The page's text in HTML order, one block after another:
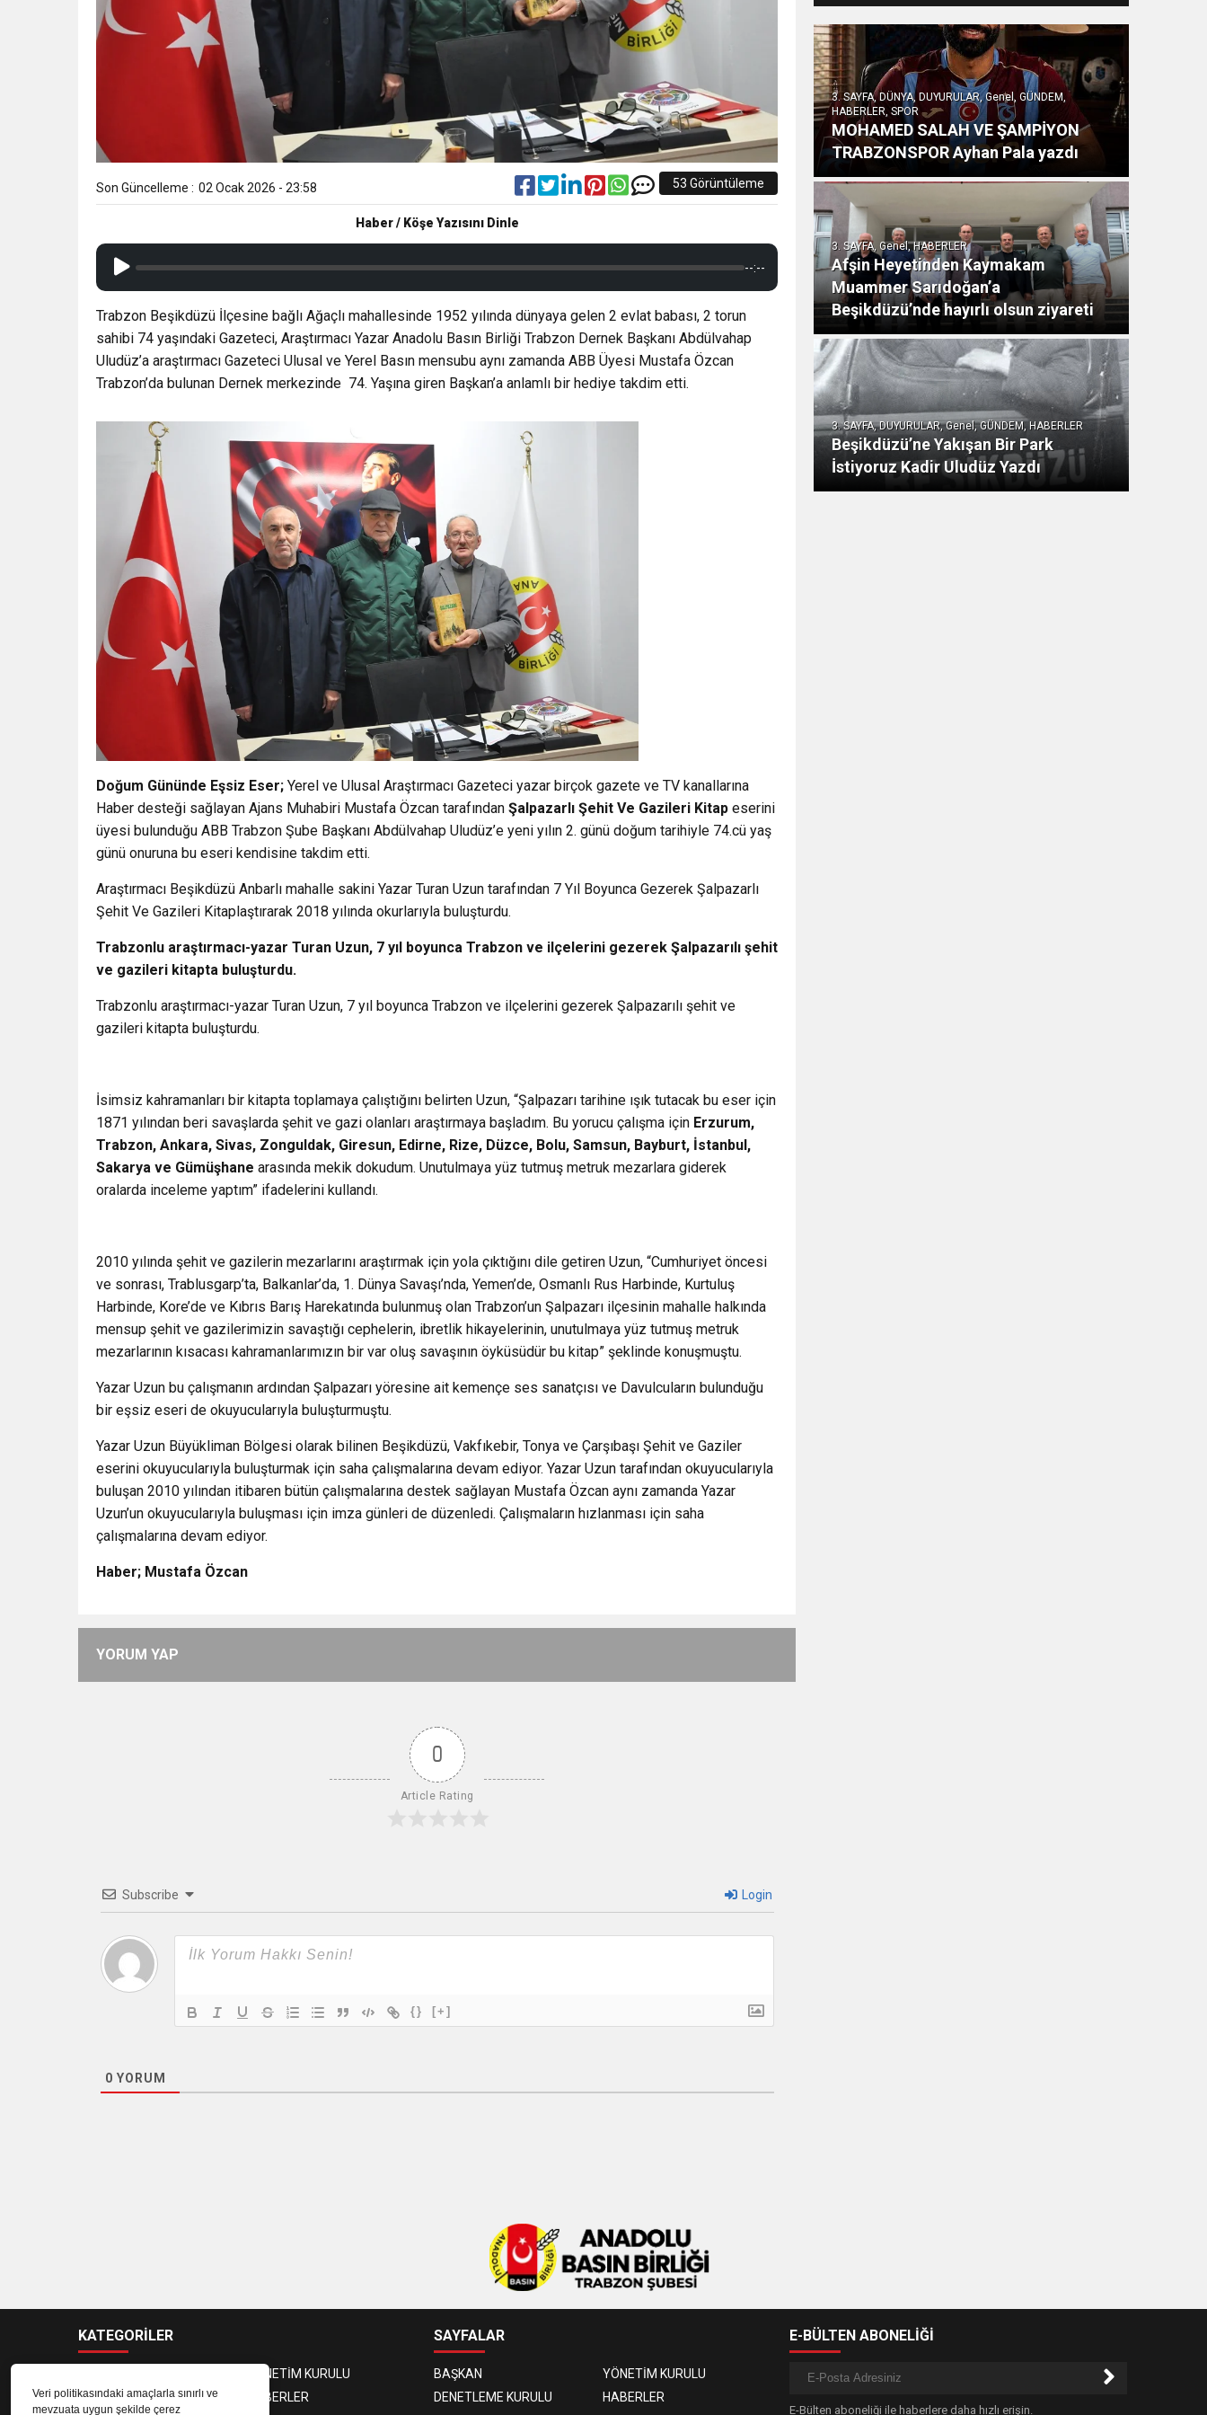
Veri politikasındaki amaçlarla sınırlı ve
mevzuata uygun şekilde çerez
Son Güncelleme : 02 Ocak 2026 - 23:58 53 Görüntüleme
Haber / Köşe Yazısını Dinle
--:--
Trabzon Beşikdüzü İlçesine bağlı Ağaçlı mahallesinde 1952 yılında dünyaya gelen 2 evlat babası, 2 torun
sahibi 74 yaşındaki Gazeteci, Araştırmacı Yazar Anadolu Basın Birliği Trabzon Dernek Başkanı Abdülvahap
Uludüz’a araştırmacı Gazeteci Ulusal ve Yerel Basın mensubu aynı zamanda ABB Üyesi Mustafa Özcan
Trabzon’da bulunan Dernek merkezinde 74. Yaşına giren Başkan’a anlamlı bir hediye takdim etti.
Doğum Gününde Eşsiz Eser; Yerel ve Ulusal Araştırmacı Gazeteci yazar birçok gazete ve TV kanallarına
Haber desteği sağlayan Ajans Muhabiri Mustafa Özcan tarafından Şalpazarlı Şehit Ve Gazileri Kitap eserini
üyesi bulunduğu ABB Trabzon Şube Başkanı Abdülvahap Uludüz’e yeni yılın 2. günü doğum tarihiyle 74.cü yaş
günü onuruna bu eseri kendisine takdim etti.
Araştırmacı Beşikdüzü Anbarlı mahalle sakini Yazar Turan Uzun tarafından 7 Yıl Boyunca Gezerek Şalpazarlı
Şehit Ve Gazileri Kitaplaştırarak 2018 yılında okurlarıyla buluşturdu.
Trabzonlu araştırmacı-yazar Turan Uzun, 7 yıl boyunca Trabzon ve ilçelerini gezerek Şalpazarılı şehit
ve gazileri kitapta buluşturdu.
Trabzonlu araştırmacı-yazar Turan Uzun, 7 yıl boyunca Trabzon ve ilçelerini gezerek Şalpazarılı şehit ve
gazileri kitapta buluşturdu.
İsimsiz kahramanları bir kitapta toplamaya çalıştığını belirten Uzun, “Şalpazarı tarihine ışık tutacak bu eser için
1871 yılından beri savaşlarda şehit ve gazi olanları araştırmaya başladım. Bu yorucu çalışma için Erzurum,
Trabzon, Ankara, Sivas, Zonguldak, Giresun, Edirne, Rize, Düzce, Bolu, Samsun, Bayburt, İstanbul,
Sakarya ve Gümüşhane arasında mekik dokudum. Unutulmaya yüz tutmuş metruk mezarlara giderek
oralarda inceleme yaptım” ifadelerini kullandı.
2010 yılında şehit ve gazilerin mezarlarını araştırmak için yola çıktığını dile getiren Uzun, “Cumhuriyet öncesi
ve sonrası, Trablusgarp’ta, Balkanlar’da, 1. Dünya Savaşı’nda, Yemen’de, Osmanlı Rus Harbinde, Kurtuluş
Harbinde, Kore’de ve Kıbrıs Barış Harekatında bulunmuş olan Trabzon’un Şalpazarı ilçesinin mahalle halkında
mensup şehit ve gazilerimizin savaştığı cephelerin, ibretlik hikayelerinin, unutulmaya yüz tutmuş metruk
mezarlarının kısacası kahramanlarımızın bir var oluş savaşının öyküsüdür bu kitap” şeklinde konuşmuştu.
Yazar Uzun bu çalışmanın ardından Şalpazarı yöresine ait kemençe ses sanatçısı ve Davulcuların bulunduğu
bir eşsiz eseri de okuyucularıyla buluşturmuştu.
Yazar Uzun Büyükliman Bölgesi olarak bilinen Beşikdüzü, Vakfıkebir, Tonya ve Çarşıbaşı Şehit ve Gaziler
eserini okuyucularıyla buluşturmak için saha çalışmalarına devam ediyor. Yazar Uzun tarafından okuyucularıyla
buluşan 2010 yılından itibaren bütün çalışmalarına destek sağlayan Mustafa Özcan aynı zamanda Yazar
Uzun’un okuyucularıyla buluşması için imza günleri de düzenledi. Çalışmaların hızlanması için saha
çalışmalarına devam ediyor.
Haber; Mustafa Özcan
YORUM YAP
0
Article Rating
Subscribe Login
{} [+]
0 YORUM
3. SAYFA, DÜNYA, DUYURULAR, Genel, GÜNDEM,
HABERLER, SPOR
MOHAMED SALAH VE ŞAMPİYON
TRABZONSPOR Ayhan Pala yazdı
3. SAYFA, Genel, HABERLER
Afşin Heyetinden Kaymakam
Muammer Sarıdoğan’a
Beşikdüzü’nde hayırlı olsun ziyareti
3. SAYFA, DUYURULAR, Genel, GÜNDEM, HABERLER
Beşikdüzü’ne Yakışan Bir Park
İstiyoruz Kadir Uludüz Yazdı
KATEGORİLER
YÖNETİM KURULU
DENETLEME KURULU
HABERLER
SAYFALAR
BAŞKAN
YÖNETİM KURULU
DENETLEME KURULU
HABERLER
E-BÜLTEN ABONELİĞİ
E-Bülten aboneliği ile haberlere daha hızlı erişin.